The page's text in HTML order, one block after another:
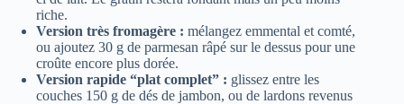
riche.
Version très fromagère : mélangez emmental et comté,
ou ajoutez 30 g de parmesan râpé sur le dessus pour une
croûte encore plus dorée.
Version rapide “plat complet” : glissez entre les
couches 150 g de dés de jambon, ou de lardons revenus